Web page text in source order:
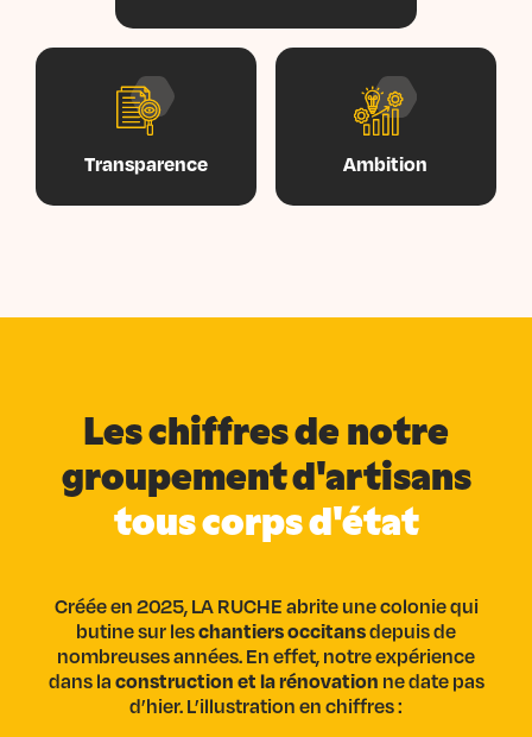
Transparence Ambition
Les chiffres de notre
groupement d'artisans
tous corps d'état
Créée en 2025, LA RUCHE abrite une colonie qui
butine sur leschantiers occitansdepuis de
nombreuses années. En effet, notre expérience
dans laconstruction et la rénovation ne date pas
d’hier. L’illustration en chiffres :